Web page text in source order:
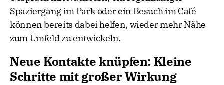
Spaziergang im Park oder ein Besuch im Café
können bereits dabei helfen, wieder mehr Nähe
zum Umfeld zu entwickeln.
Neue Kontakte knüpfen: Kleine
Schritte mit großer Wirkung